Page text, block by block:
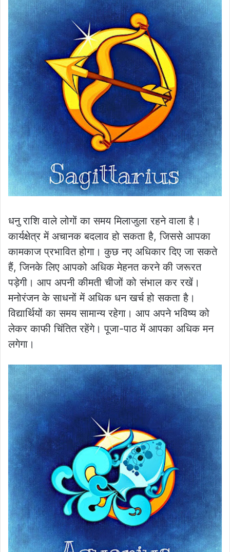
धनु राशि वाले लोगों का समय मिलाजुला रहने वाला है।
कार्यक्षेत्र में अचानक बदलाव हो सकता है, जिससे आपका
कामकाज प्रभावित होगा। कुछ नए अधिकार दिए जा सकते
हैं, जिनके लिए आपको अधिक मेहनत करने की जरूरत
पड़ेगी। आप अपनी कीमती चीजों को संभाल कर रखें।
मनोरंजन के साधनों में अधिक धन खर्च हो सकता है।
विद्यार्थियों का समय सामान्य रहेगा। आप अपने भविष्य को
लेकर काफी चिंतित रहेंगे। पूजा-पाठ में आपका अधिक मन
लगेगा।